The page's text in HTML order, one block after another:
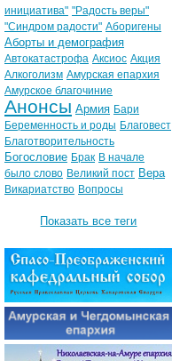
инициатива" "Радость веры"
"Синдром радости" Аборигены
Аборты и демография
Автокатастрофа Аксиос Акция
Алкоголизм Амурская епархия
Амурское благочиние
Анонсы Армия Бари
Беременность и роды Благовест
Благотворительность
Богословие Брак В начале
было слово Великий пост Вера
Викариатство Вопросы
Показать все теги